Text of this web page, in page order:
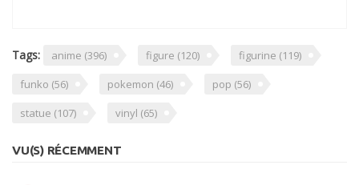
Tags: anime (396) figure (120) figurine (119)
funko (56) pokemon (46) pop (56)
statue (107) vinyl (65)
VU(S) RÉCEMMENT